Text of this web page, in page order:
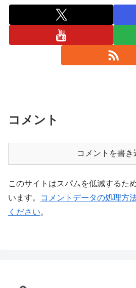
コメント
コメントを書き
このサイトはスパムを低減するた
います。
コメントデータの処理方
ください。